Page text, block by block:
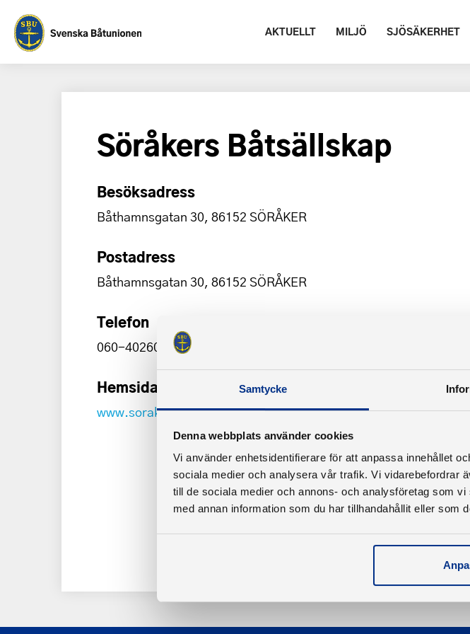
Samtycke
Denna webbplats använder cookies
Vi använder enhetsidentifierare för att anpassa innehållet
sociala medier och analysera vår trafik. Vi vidarebefordrar
till de sociala medier och annons- och analysföretag som
med annan information som du har tillhandahållit eller som
AKTUELLT MILJÖ SJÖSÄKERHET
Söråkers Båtsällskap
Besöksadress
Båthamnsgatan 30, 86152 SÖRÅKER
Postadress
Båthamnsgatan 30, 86152 SÖRÅKER
Telefon
060-40260 Klubbstuga
Hemsida
www.sorakersbs.se